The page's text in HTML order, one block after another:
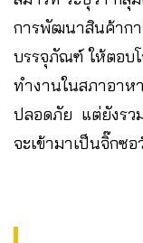
การพัฒนาสินค้ากา
บรรจุภัณฑ์ ให้ตอบ
ทำงานในสภาอาห
ปลอดภัย แต่ยังรว
จะเข้ามาเป็นจิ๊กซ